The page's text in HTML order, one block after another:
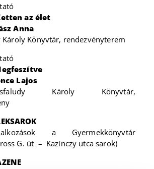
az élet
Anna
Könyvtár, rendezvényterem
Lajos
Károly Könyvtár,
a Gyermekkönyvtár
G. út – Kazinczy utca sarok)